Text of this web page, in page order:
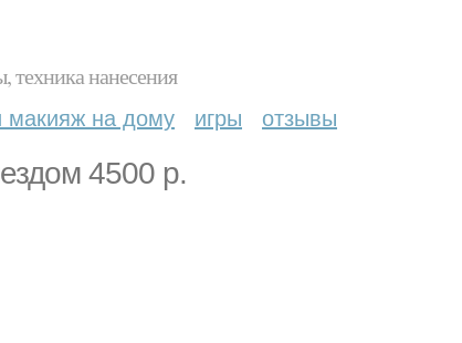
техника нанесения
макияж на дому игры отзывы
4500 р.